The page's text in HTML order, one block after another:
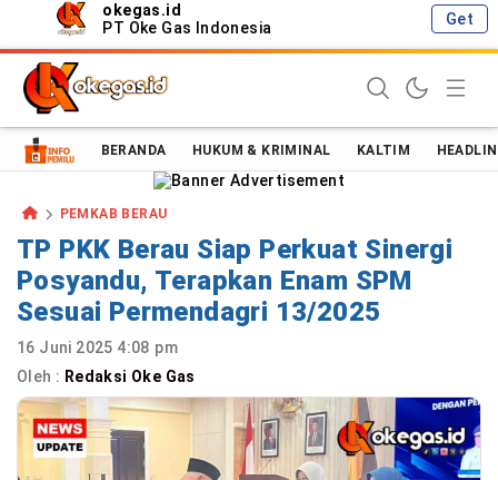
okegas.id
PT Oke Gas Indonesia
Get
Oke Gas Indonesia | Energi Positif Informasi Terkini!
BERANDA HUKUM & KRIMINAL KALTIM
PEMKAB BERAU
TP PKK Berau Siap Perkuat Sinergi
Posyandu, Terapkan Enam SPM
Sesuai Permendagri 13/2025
16 Juni 2025 4:08 pm
Oleh : Redaksi Oke Gas